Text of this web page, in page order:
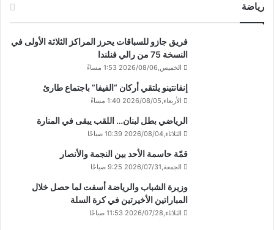
رياضة
فريق جازو للسباقات يحرز المراكز الثلاثة الأولى في
النسخة 75 من رالي فنلندا
الخميس,2026/08/06 1:53 مساءً
إنفانتينو يلتقي أركان “الفيفا” باجتماع طارئ
الأربعاء,2026/08/05 1:40 مساءً
الرياضي بطل لبنان… اللقب يبقى في المنارة
الثلاثاء,2026/08/04 10:39 صباحًا
قمّة حاسمة الأحد بين النجمة والأنصار
الجمعة,2026/07/31 9:25 صباحًا
وزيرة الشباب والرياضة أسفت لما حصل خلال
المباراتين الأخيرتين في كرة السلة
الثلاثاء,2026/07/28 11:53 صباحًا